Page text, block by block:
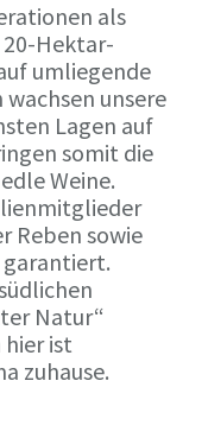
als
Hektar-
umliegende
unsere
Lagen auf
somit die
Weine.
Reben sowie
garantiert.
Natur“
ist
zuhause.